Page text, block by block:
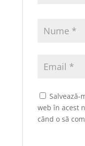
Salvează-
web în acest
când o să